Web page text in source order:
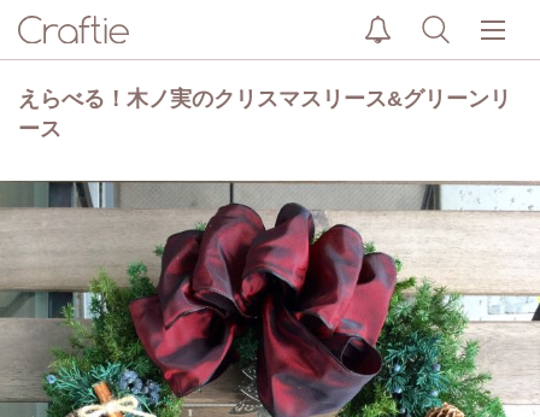
えらべる！木ノ実のクリスマスリース&グリーンリ
ース